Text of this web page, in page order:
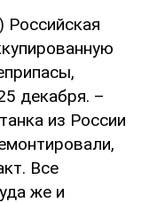
Российская
декабря. –
из России
Все
же и